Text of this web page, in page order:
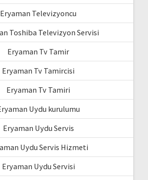
Eryaman Televizyoncu
Toshiba Televizyon Servisi
Eryaman Tv Tamir
Eryaman Tv Tamircisi
Eryaman Tv Tamiri
Uydu kurulumu
Eryaman Uydu Servis
Uydu Servis Hizmeti
Eryaman Uydu Servisi